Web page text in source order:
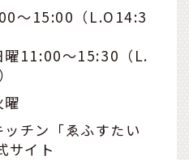
〜15:00（L.O14:3
曜11:00〜15:30（L.
曜
チン「ゑふすたい
サイト